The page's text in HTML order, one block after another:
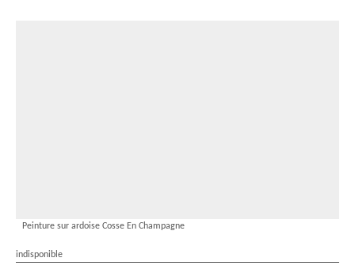
Peinture sur ardoise Cosse En Champagne
indisponible